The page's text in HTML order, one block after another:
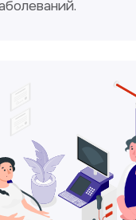
метод для
органов.